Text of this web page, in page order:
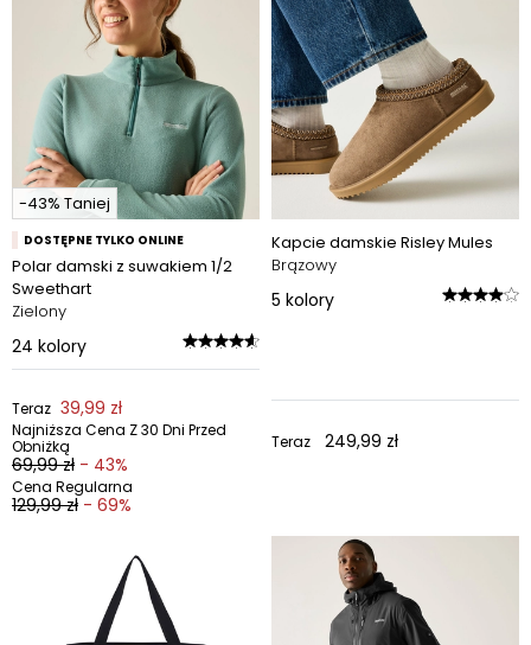
-43% Taniej
DOSTĘPNE TYLKO ONLINE
Polar damski z suwakiem 1/2
Sweethart
Zielony
24 kolory
Teraz 39,99 zł
Najniższa Cena Z 30 Dni Przed
Obniżką
69,99 zł - 43%
Cena Regularna
129,99 zł - 69%
Kapcie damskie Risley Mules
Brązowy
5 kolory
Teraz 249,99 zł